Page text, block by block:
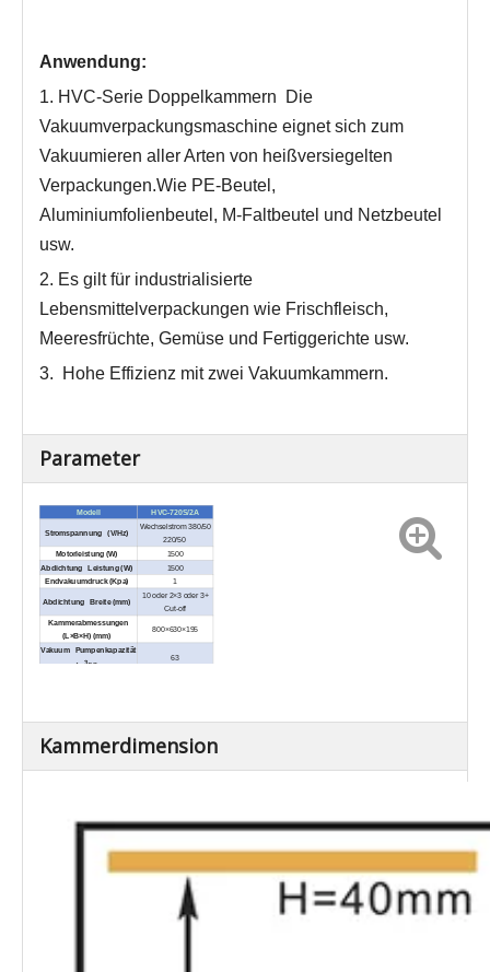
Anwendung:
1. HVC-Serie Doppelkammern
Die
Vakuumverpackungsmaschine eignet sich zum
Vakuumieren aller Arten von heißversiegelten
Verpackungen.Wie PE-Beutel,
Aluminiumfolienbeutel, M-Faltbeutel und Netzbeutel
usw.
2. Es gilt für industrialisierte
Lebensmittelverpackungen wie Frischfleisch,
Meeresfrüchte, Gemüse und Fertiggerichte usw.
3. Hohe Effizienz mit zwei Vakuumkammern.
Parameter
Modell HVC-720S/2A
Stromspannung (V/Hz)
Wechselstrom 380/50
220/50
Motorleistung (W)
1500
Abdichtung Leistung (W)
1500
Endvakuumdruck (Kpa)
1
Abdichtung Breite (mm)
10 oder 2×3 oder 3+
Cut-off
Kammerabmessungen
(L×B×H) (mm)
800×630×195
Vakuum Pumpenkapazität
(m3/H)
63
Kammerdimension